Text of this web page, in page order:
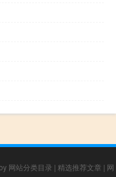
网站分类目录 | 精选推荐文章 | 网